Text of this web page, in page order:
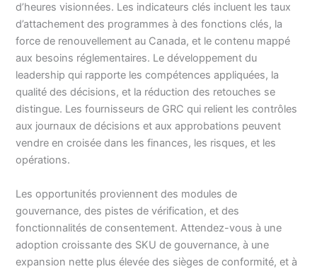
d’heures visionnées. Les indicateurs clés incluent les taux
d’attachement des programmes à des fonctions clés, la
force de renouvellement au Canada, et le contenu mappé
aux besoins réglementaires. Le développement du
leadership qui rapporte les compétences appliquées, la
qualité des décisions, et la réduction des retouches se
distingue. Les fournisseurs de GRC qui relient les contrôles
aux journaux de décisions et aux approbations peuvent
vendre en croisée dans les finances, les risques, et les
opérations.
Les opportunités proviennent des modules de
gouvernance, des pistes de vérification, et des
fonctionnalités de consentement. Attendez-vous à une
adoption croissante des SKU de gouvernance, à une
expansion nette plus élevée des sièges de conformité, et à